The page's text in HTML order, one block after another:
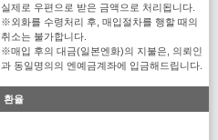
실제로 우편으로 받은 금액으로 처리됩니다.
※외화를 수령처리 후, 매입절차를 행할 때의
취소는 불가합니다.
※매입 후의 대금(일본엔화)의 지불은, 의뢰인
과 동일명의의 엔예금계좌에 입금해드립니다.
환율